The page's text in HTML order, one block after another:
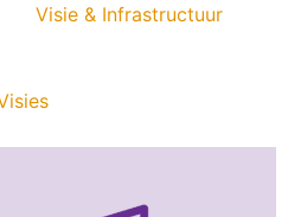
Visie & Infrastructuur